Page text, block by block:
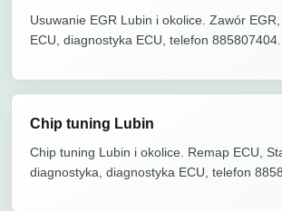
Usuwanie EGR Lubin i okolice. Zawór EGR,
ECU, diagnostyka ECU, telefon 885807404.
Chip tuning Lubin
Chip tuning Lubin i okolice. Remap ECU,
diagnostyka, diagnostyka ECU, telefon